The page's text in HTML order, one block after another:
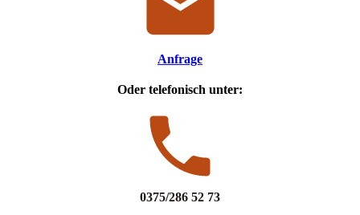
Anfrage
Oder telefonisch unter:
0375/286 52 73